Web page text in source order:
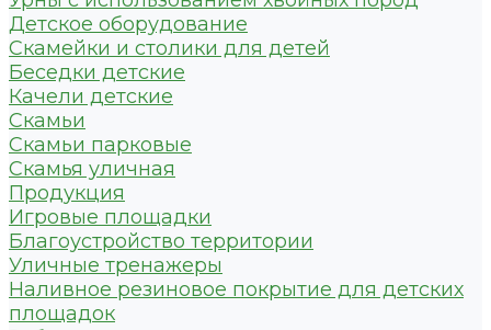
Детское оборудование
Скамейки и столики для детей
Беседки детские
Качели детские
Скамьи
Скамьи парковые
Скамья уличная
Продукция
Игровые площадки
Благоустройство территории
Уличные тренажеры
Наливное резиновое покрытие для детских
площадок